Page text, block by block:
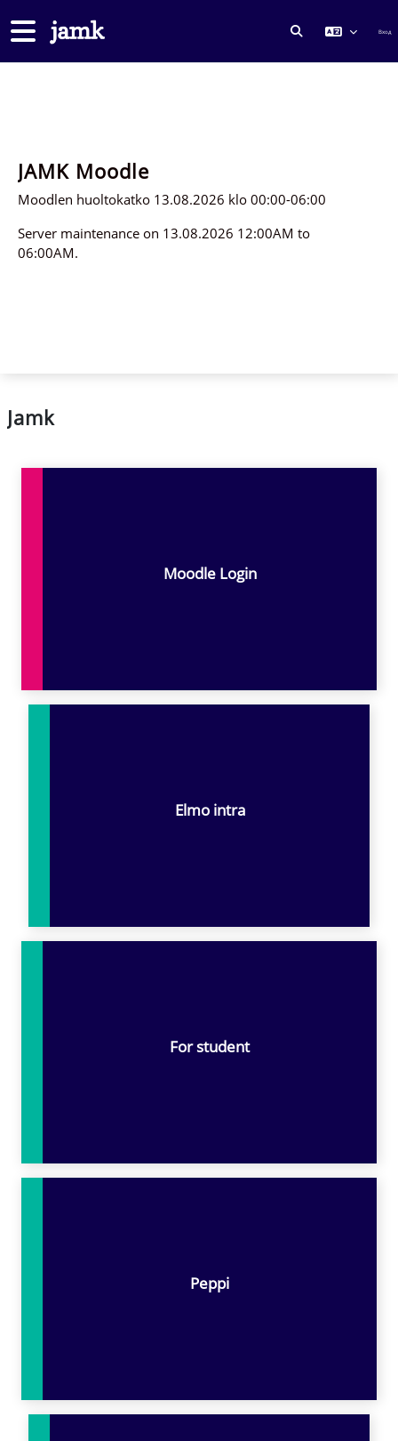
Боковая панель
ИЗМЕНИТЬ Вход
JAMK Moodle
Moodlen huoltokatko 13.08.2026 klo 00:00-06:00
Server maintenance on 13.08.2026 12:00AM to
06:00AM.
Jamk
Moodle Login
Elmo intra
For student
Peppi